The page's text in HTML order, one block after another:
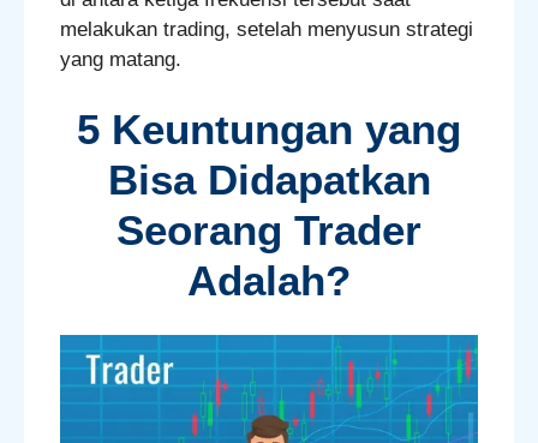
melakukan trading, setelah menyusun strategi
yang matang.
5 Keuntungan yang
Bisa Didapatkan
Seorang Trader
Adalah?